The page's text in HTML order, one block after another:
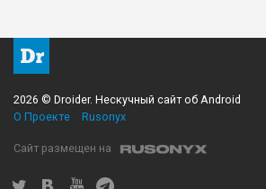
2026 © Droider. Нескучный сайт об Android
О Проекте
Rusonyx
Сайт размещен на